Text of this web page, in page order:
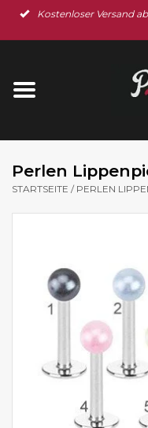
Kostenloser Versand
Startseite
Ohrschmuck
% Sale %
Perlen
STARTSEITE / PERLEN